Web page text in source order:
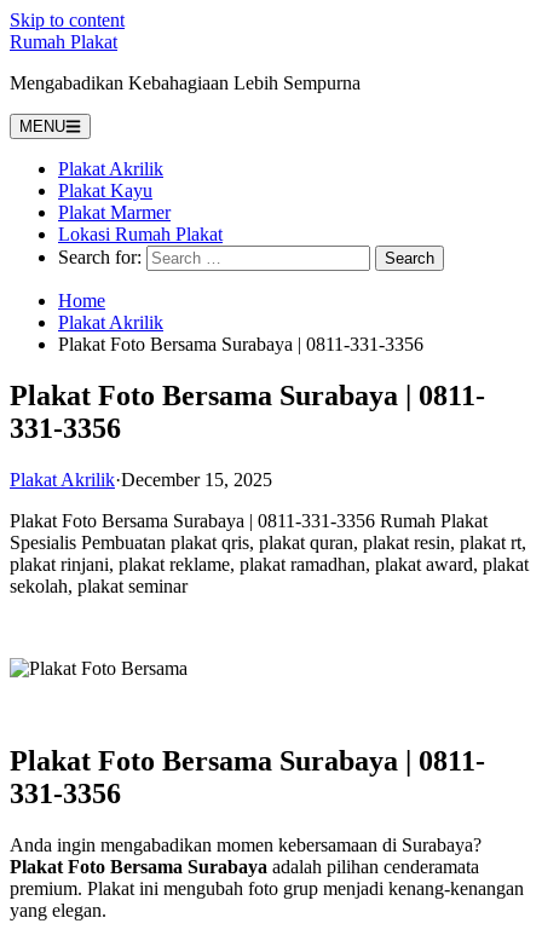
Skip to content
Rumah Plakat
Mengabadikan Kebahagiaan Lebih Sempurna
MENU
Plakat Akrilik
Plakat Kayu
Plakat Marmer
Lokasi Rumah Plakat
Search for:
Home
Plakat Akrilik
Plakat Foto Bersama Surabaya | 0811-331-3356
Plakat Foto Bersama Surabaya | 0811-
331-3356
Plakat Akrilik·December 15, 2025
Plakat Foto Bersama Surabaya | 0811-331-3356 Rumah Plakat
Spesialis Pembuatan plakat qris, plakat quran, plakat resin, plakat rt,
plakat rinjani, plakat reklame, plakat ramadhan, plakat award, plakat
sekolah, plakat seminar
Plakat Foto Bersama Surabaya | 0811-
331-3356
Anda ingin mengabadikan momen kebersamaan di Surabaya?
Plakat Foto Bersama Surabaya adalah pilihan cenderamata
premium. Plakat ini mengubah foto grup menjadi kenang-kenangan
yang elegan.